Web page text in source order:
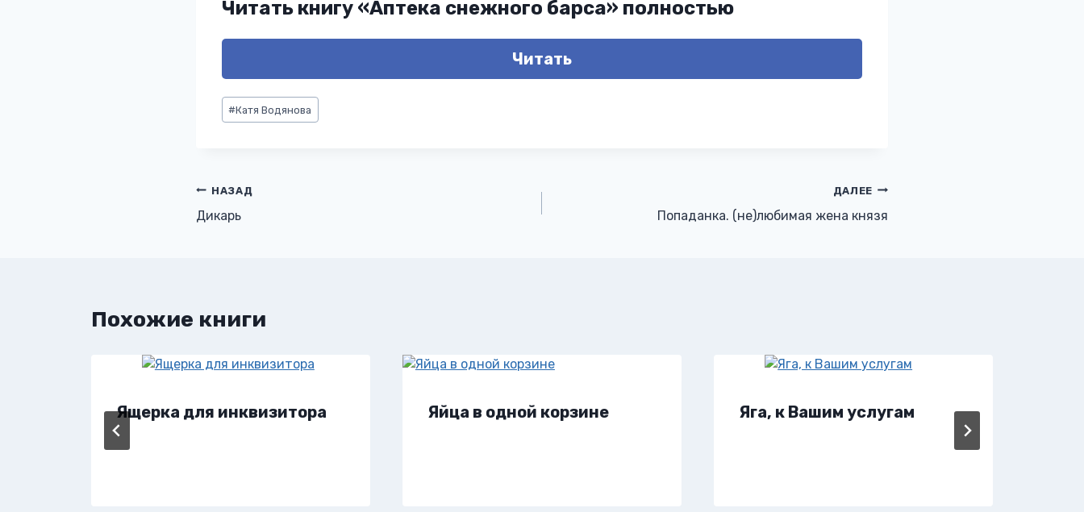
Читать книгу «Аптека снежного барса» полностью
Читать
Метки
записи:
#Катя Водянова
Навигация
по
НАЗАД
Дикарь
ДАЛЕЕ
Попаданка. (не)любимая жена князя
Похожие книги
Ящерка для инквизитора Яйца в одной корзине Яга, к Вашим услугам